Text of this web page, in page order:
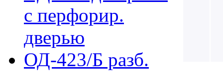
с перфорир.
дверью
ОД-423/Б разб.